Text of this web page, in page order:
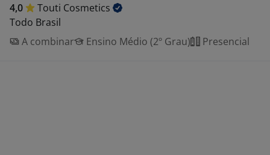
4,0 Touti Cosmetics
Todo Brasil
A combinar
Ensino Médio (2º Grau) Presencial